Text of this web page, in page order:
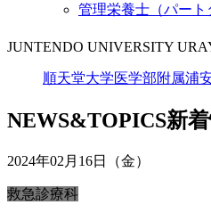
管理栄養士（パート
JUNTENDO UNIVERSITY
順天堂大学医学部附属浦
NEWS&TOPICS新
2024年02月16日（金）
救急診療科